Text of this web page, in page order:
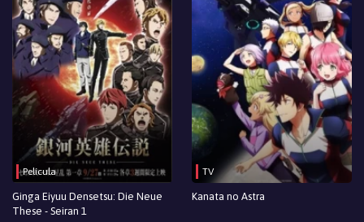
Película
Ginga Eiyuu Densetsu: Die Neue
These - Seiran 1
TV
Kanata no Astra